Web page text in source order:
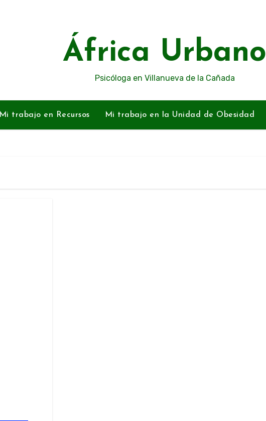
África Urbano
Psicóloga en Villanueva de la Cañada
Mi trabajo en Recursos Mi trabajo en la Unidad de Obesidad